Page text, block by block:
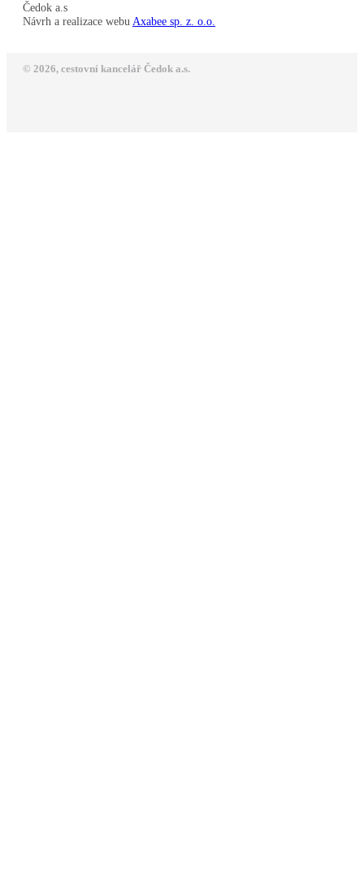
Čedok a.s
Návrh a realizace webu Axabee sp. z. o.o.
© 2026, cestovní kancelář Čedok a.s.